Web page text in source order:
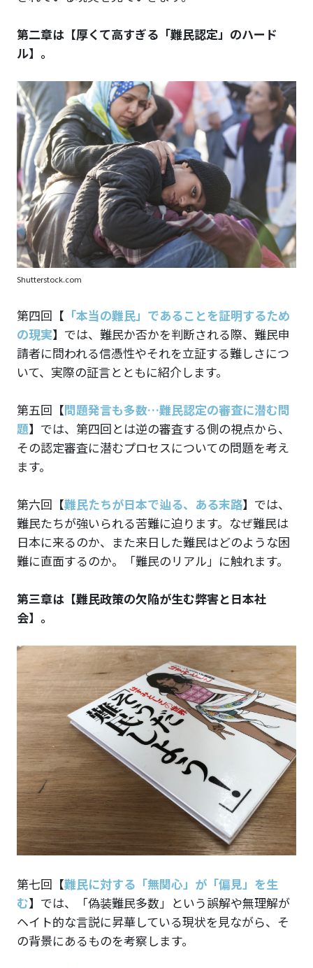
第二章は【厚くて高すぎる「難民認定」のハード
ル】。
Shutterstock.com
第四回 【 「本当の難民」であることを証明するため
の現実】 では、難民か否かを判断される際、難民申
請者に問われる信憑性やそれを立証する難しさにつ
いて、実際の証言とともに紹介します。
第五回 【問題発言も多数…難民認定の審査に潜む問
題】 では、第四回とは逆の審査する側の視点から、
その認定審査に潜むプロセスについての問題を考え
ます。
第六回 【難民たちが日本で辿る、ある末路】 では、
難民たちが強いられる苦難に迫ります。なぜ難民は
日本に来るのか、また来日した難民はどのような困
難に直面するのか。「難民のリアル」に触れます。
第三章は【難民政策の欠陥が生む弊害と日本社
会】。
第七回 【難民に対する「無関心」が「偏見」を生
む】 では、「偽装難民多数」という誤解や無理解が
ヘイト的な言説に昇華している現状を見ながら、そ
の背景にあるものを考察します。